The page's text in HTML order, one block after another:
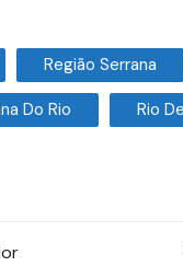
Região Serrana
Do Rio Rio